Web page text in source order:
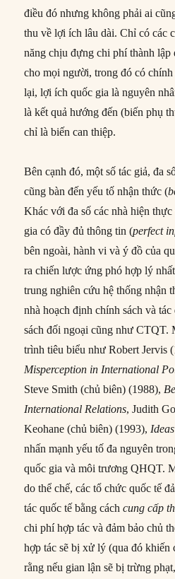
điều đó nhưng không phải ai
thu về lợi ích lâu dài. Chỉ có các
năng chịu đựng chi phí thành lập
cho mọi người, trong đó có
lại, lợi ích quốc gia là nguyên
là kết quả hướng đến (biến phụ
chỉ là biến can thiệp.
Bên cạnh đó, một số tác giả, đa
cũng bàn đến yếu tố nhận thức (
Khác với đa số các nhà hiện
gia có đầy đủ thông tin (perfect
bên ngoài, hành vi và ý đồ của
ra chiến lược ứng phó hợp lý
trung nghiên cứu hệ thống nhận
nhà hoạch định chính sách và
sách đối ngoại cũng như CTQT.
trình tiêu biểu như Robert Jervis
Misperception in International
Steve Smith (chủ biên) (1988),
International Relations, Judith
Keohane (chủ biên) (1993),
nhấn mạnh yếu tố đa nguyên
quốc gia và môi trương QHQT.
do thể chế, các tổ chức quốc tế
tác quốc tế bằng cáchcung cấp
chi phí hợp tác và đảm bảo chủ
hợp tác sẽ bị xử lý (qua đó khiến
rằng nếu gian lận sẽ bị trừng